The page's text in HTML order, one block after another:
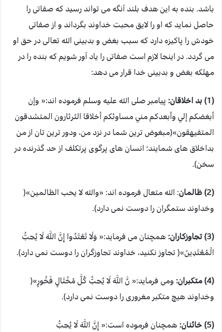
باشد. بنده به این هدف بلند آنگه می تواند رسید که صفاتی را
حاصل نماید که او را لایق محبت خداوند بگرداند و از صفاتی
خودش را پاکیزه دارد که سبب بغض و بدبینی الله تعالی در حق او
می گردد. در اینجا لازم است صفاتی را یاد آور شویم که بنده را در
مهلکه بغض و بدبینی خدا قرار می دهد:
(1) بد اخلاقان:
پیامبر صلی الله علیه وسلم فرموده اند:« وإن
أبغضكم إلي وأبعدكم مني مساوئكم أخلاقا الثرثارون المتشدقون
المتفيهقون»(مبغوض ترین شما در نزد من، ودور ترین تان از من
بداخلاق های شمایند؛ انسان های پرگوی پرتکلف از حد گذرنده در
سخن).
(2) ظالمان
: الله متعال فرموده اند: «والله لا یحب الظالمین»(
وخداوند ستمگران را دوست نمی دارد).
(3) تجاوزکاران:
همچنان می فرماید:« وَلَا تَعْتَدُوا إِنَّ اللَّهَ لَا يُحِبُّ
الْمُعْتَدِينَ»( تجاوز نکنید، خداوند تجاوزگران را دوست نمی دارد).
(4) متکبران:
ومی فرماید:« نَّ اللَّهَ لَا يُحِبُّ كُلَّ مُخْتَالٍ فَخُورٍ»(
وخداوند هیچ متکبر مغروری را دوست نمی دارد).
(5) خائنان:
همچنان فرموده است:« إِنَّ اللَّهَ لَا يُحِبُّ